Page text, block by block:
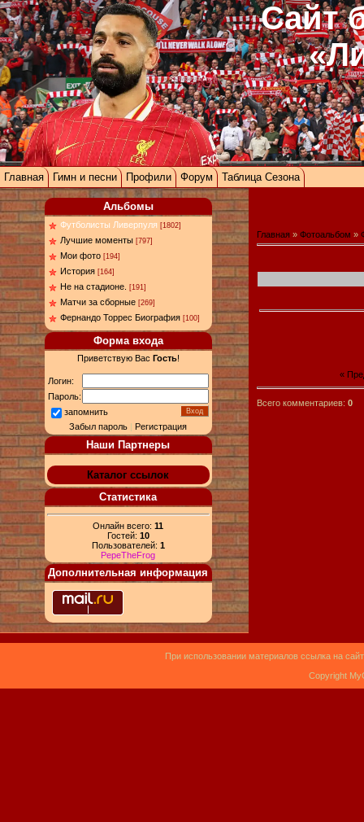
Сайт
Главная Гимн и песни Профили Форум Таблица Сезона
Альбомы
Футболисты Ливерпуля [1802]
Лучшие моменты [797]
Мои фото [194]
История [164]
Не на стадионе. [191]
Матчи за сборные [269]
Фернандо Торрес Биография [100]
Форма входа
Приветствую Вас Гость!
Логин:
Пароль:
запомнить
Забыл пароль |Регистрация
Наши Партнеры
Каталог ссылок
Статистика
Онлайн всего:11
Гостей: 10
Пользователей: 1
PepeTheFrog
Дополнительная информация
Главная » Фотоальбом »
«
Всего комментариев: 0
При использовании материалов ссылка на
Copyright